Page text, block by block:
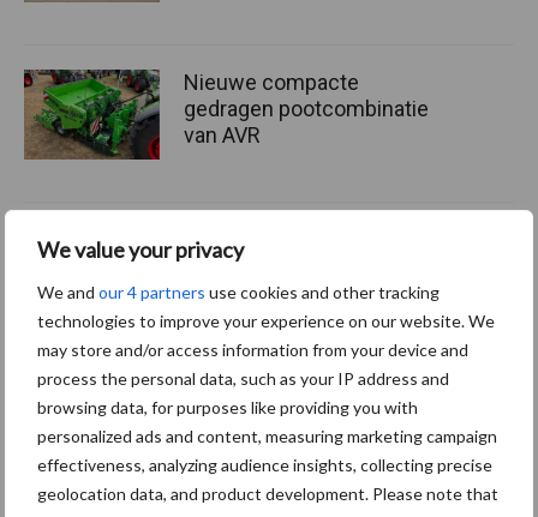
We value your privacy
We and our 4 partners use cookies and other tracking
technologies to improve your experience on our website. We
may store and/or access information from your device and
process the personal data, such as your IP address and
browsing data, for purposes like providing you with
personalized ads and content, measuring marketing campaign
effectiveness, analyzing audience insights, collecting precise
geolocation data, and product development. Please note that
Nieuwe compacte
gedragen pootcombinatie
van AVR
Provincie Antwerpen breidt
onttrekkingsverbod uit:
geen water meer
oppompen uit onbevaarbare
waterlopen
Meer lezen over: